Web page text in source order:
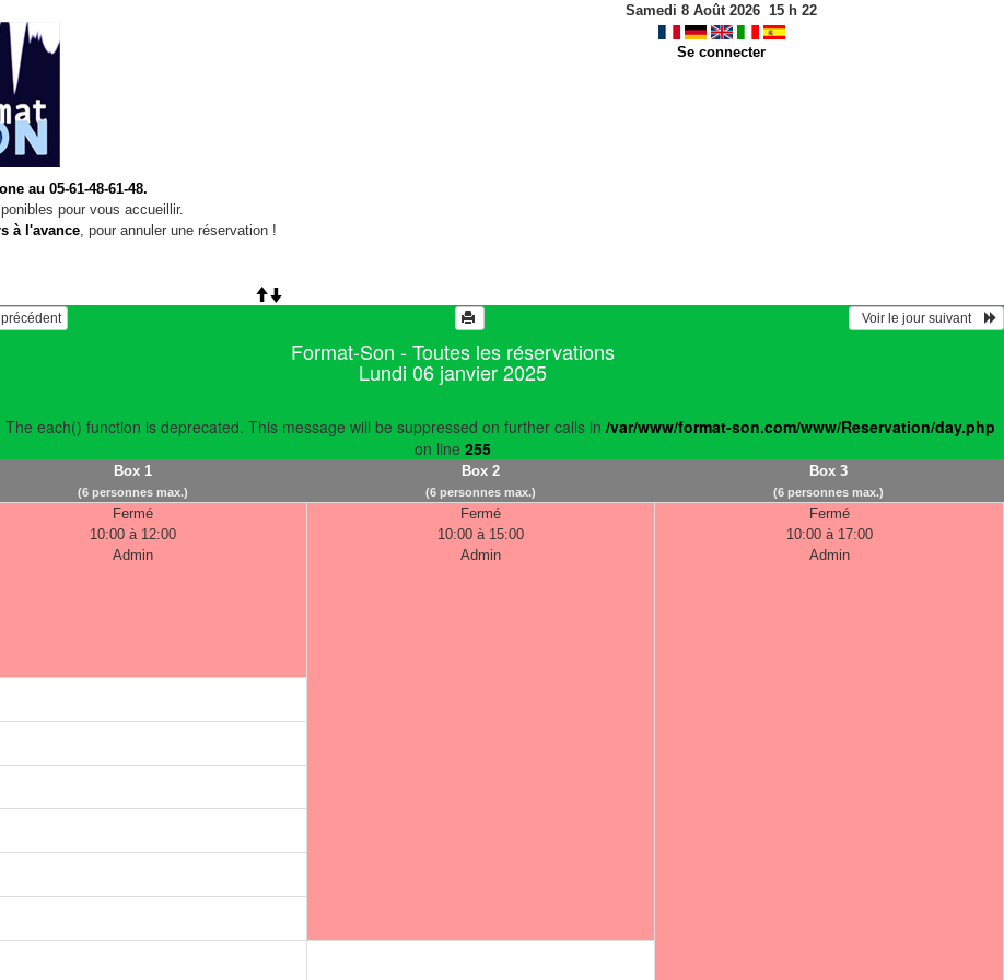
au 05-61-48-61-48.
pour vous accueillir.
à l'avance, pour annuler une réservation !
Samedi 8 Août 2026 15 h 22
Se connecter
précédent
  Voir le jour suivant
Format-Son - Toutes les réservations
Lundi 06 janvier 2025
The each() function is deprecated. This message will be suppressed on further calls in /var/www/format-son.com/www/Reservation/day.php
on line 255
Box 1
(6 personnes max.)
Box 2
(6 personnes max.)
Box 3
(6 personnes max.)
Fermé
10:00 à 12:00
Admin
Fermé
10:00 à 15:00
Admin
Fermé
10:00 à 17:00
Admin